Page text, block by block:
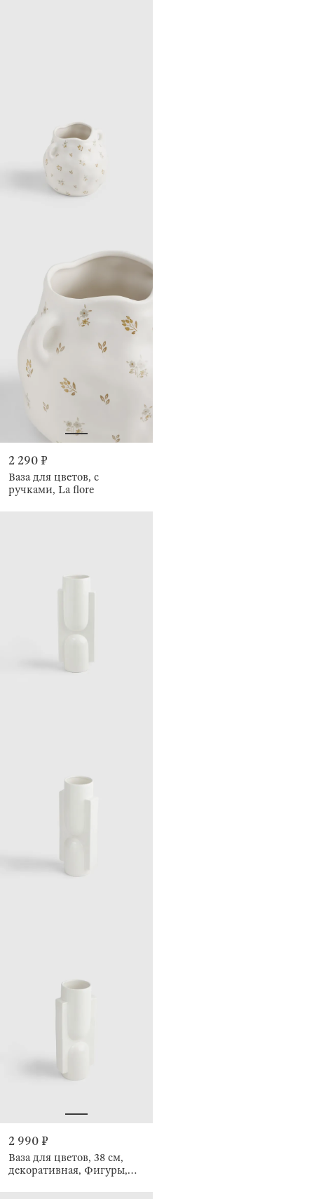
2 290 ₽
Ваза для цветов, с
ручками, La flore
2 990 ₽
Ваза для цветов, 38 см,
декоративная, Фигуры,